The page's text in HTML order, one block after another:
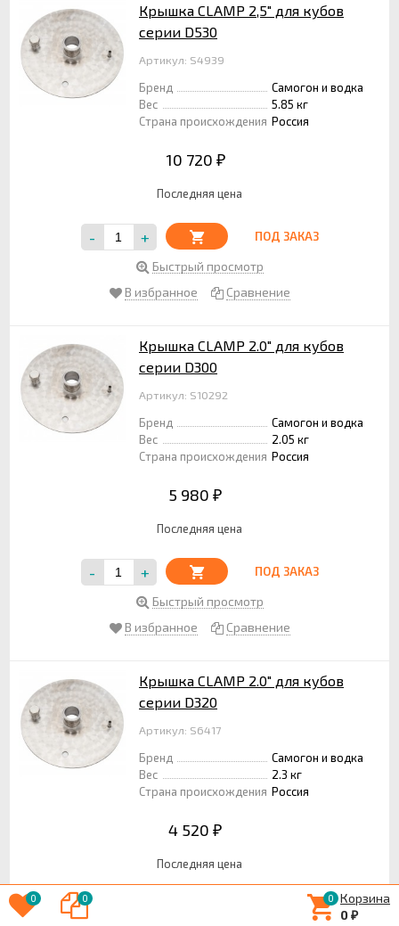
Крышка CLAMP 2,5" для кубов
серии D530
Артикул: S4939
Бренд
Самогон и водка
Вес
5.85 кг
Страна происхождения Россия
10 720 ₽
Последняя цена
- + ПОД ЗАКАЗ
Быстрый просмотр
В избранное
Сравнение
Крышка CLAMP 2.0" для кубов
серии D300
Артикул: S10292
Бренд
Самогон и водка
Вес
2.05 кг
Страна происхождения Россия
5 980 ₽
Последняя цена
- + ПОД ЗАКАЗ
Быстрый просмотр
В избранное
Сравнение
Крышка CLAMP 2.0" для кубов
серии D320
Артикул: S6417
Бренд
Самогон и водка
Вес
2.3 кг
Страна происхождения Россия
4 520 ₽
Последняя цена
- ПОД ЗАКАЗ
0 0 0
Корзина
0 ₽